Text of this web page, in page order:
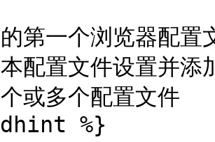
第一个浏览器配置
配置文件设置并添
或多个配置文件